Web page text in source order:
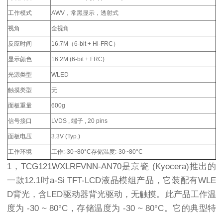
工作模式 AWV，常黑显示，透射式
视角 全视角
反应时间 16.7M（6-bit + Hi-FRC）
显示颜色 16.2M (6-bit + FRC)
光源类型 WLED
触摸类型 无
面板重量 600g
信号接口 LVDS , 端子 , 20 pins
面板电压 3.3V (Typ.)
工作环境 工作:-30~80°C存储温度:-30~80°C
1，TCG121WXLRFVNN-AN70是京瓷 (Kyocera)推出的
一款12.1吋a-Si TFT-LCD液晶模组产品，它装配有WLE
D背光，含LED驱动器背光驱动，无触摸。此产品工作温
度为 -30 ~ 80°C，存储温度为 -30 ~ 80°C。它的典型特